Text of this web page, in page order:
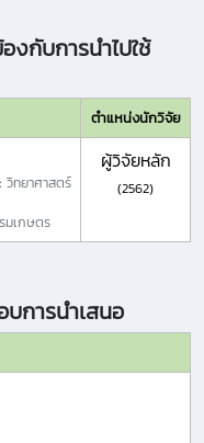
งกับการนำไปใช้
ตำแหน่งนักวิจัย
วิทยาศาสตร์
มเกษตร
ผู้วิจัยหลัก
(2562)
การนำเสนอ